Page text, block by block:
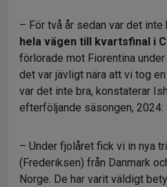
– För två år sedan var det inte
hela vägen till kvartsfinal i
förlorade mot Fiorentina
det var jävligt nära att vi tog
var det inte bra, konstaterar
efterföljande säsongen, 2024:
– Under fjolåret fick vi in nya
(Frederiksen) från Danmark
Norge. De har varit väldigt